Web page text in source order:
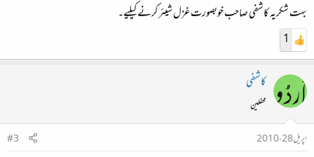
بہت شکریہ کاشفی صاحب خوبصورت غزل شیئر کرنے کیلیے۔
1
کاشفی
محفلین
اپریل 28، 2010
#3